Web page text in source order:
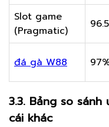
Slot game
(Pragmatic)
đá gà W88
3.3. Bảng so
cái khác